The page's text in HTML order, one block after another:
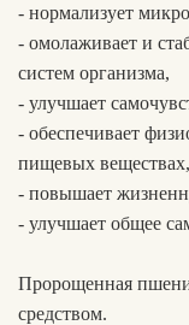
- нормализует
- омолаживает и
систем организма,
- улучшает
- обеспечивает
пищевых
- повышает
- улучшает общее
Пророщенная
средством.